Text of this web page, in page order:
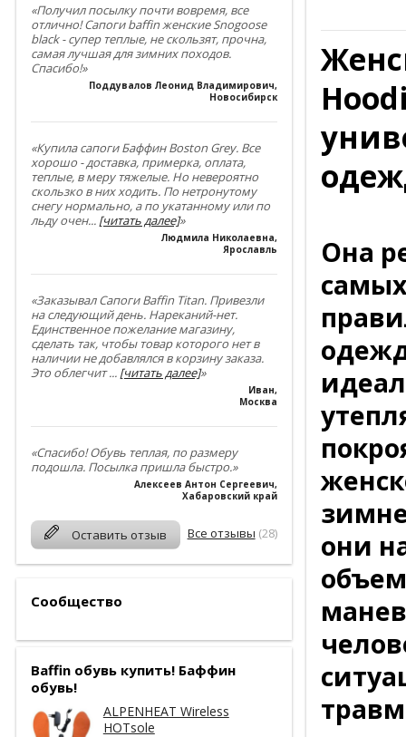
«Получил посылку почти вовремя, все
отлично! Сапоги baffin женские Snogoose
black - супер теплые, не скользят, прочна,
самая лучшая для зимних походов.
Спасибо!»
Поддувалов Леонид Владимирович,
Новосибирск
«Купила сапоги Баффин Boston Grey. Все
хорошо - доставка, примерка, оплата,
теплые, в меру тяжелые. Но невероятно
скользко в них ходить. По нетронутому
снегу нормально, а по укатанному или по
льду очен... [читать далее]»
Людмила Николаевна,
Ярославль
«Заказывал Сапоги Baffin Titan. Привезли
на следующий день. Нареканий-нет.
Единственное пожелание магазину,
сделать так, чтобы товар которого нет в
наличии не добавлялся в корзину заказа.
Это облегчит... [читать далее]»
Иван,
Москва
«Спасибо! Обувь теплая, по размеру
подошла. Посылка пришла быстро.»
Алексеев Антон Сергеевич,
Хабаровский край
Оставить отзыв Все отзывы (28)
Сообщество
Baffin обувь купить! Баффин
обувь!
ALPENHEAT Wireless
HOTsole
Она
они